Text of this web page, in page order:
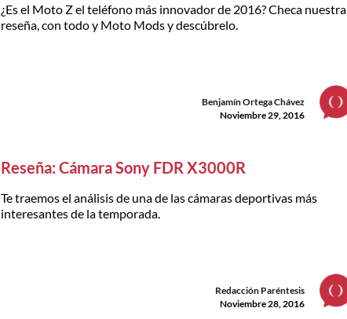
¿Es el Moto Z el teléfono más innovador de 2016? Checa nuestra
reseña, con todo y Moto Mods y descúbrelo.
Benjamín Ortega Chávez
Noviembre 29, 2016
Reseña: Cámara Sony FDR X3000R
Te traemos el análisis de una de las cámaras deportivas más
interesantes de la temporada.
Redacción Paréntesis
Noviembre 28, 2016